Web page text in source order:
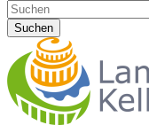
Suchen